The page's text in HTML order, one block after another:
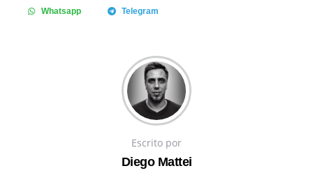
Whatsapp Telegram
Escrito por
Diego Mattei